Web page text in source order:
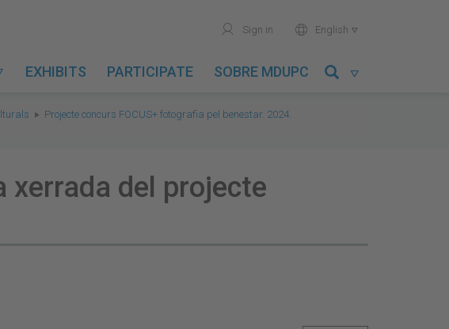
user Sign in world English 
EXHIBITS PARTICIPATE SOBRE MDUPC 
Projecte concurs FOCUS+ fotografia pel benestar. 2024.
xerrada del projecte